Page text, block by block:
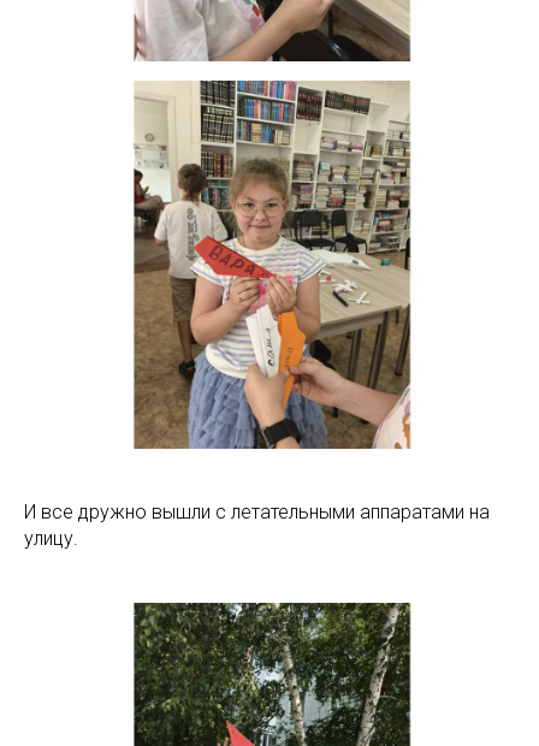
И все дружно вышли с летательными аппаратами на
улицу.